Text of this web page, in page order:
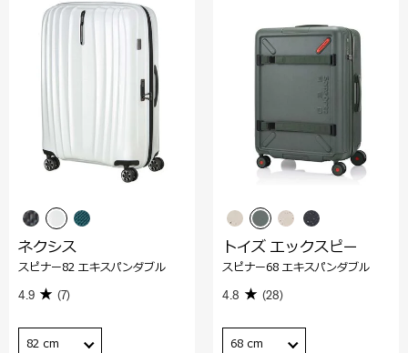
ネクシス
スピナー82 エキスパンダブル
4.9 (7)
82 cm
トイズ エックスピー
スピナー68 エキスパンダブル
4.8 (28)
68 cm